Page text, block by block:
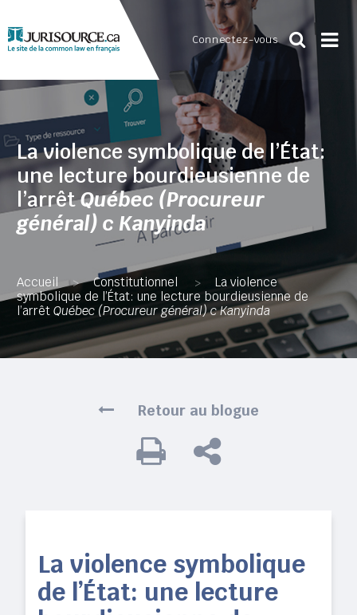
Connectez-vous
La violence symbolique de l’État:
une lecture bourdieusienne de
l’arrêtQuébec (Procureur
général) c Kanyinda
Accueil > Constitutionnel >
La violence
symbolique de l’État: une lecture bourdieusienne de
l’arrêt Québec (Procureur général) c Kanyinda
Retour au blogue
La violence symbolique
de l’État: une lecture